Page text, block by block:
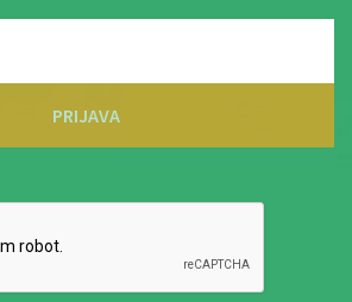
PRIJAVA